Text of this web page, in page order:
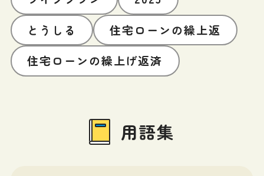
とうしる
住宅ローンの繰上返
住宅ローンの繰上げ返済
用語集